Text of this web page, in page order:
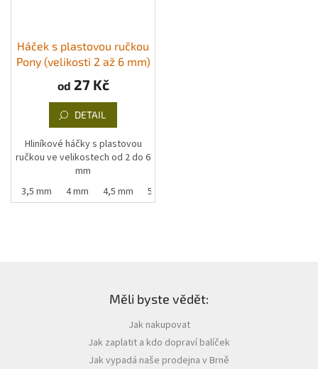
Háček s plastovou ručkou
Pony (velikosti 2 až 6 mm)
od 27 Kč
DETAIL
Hliníkové háčky s plastovou
ručkou ve velikostech od 2 do 6
mm
3,5 mm 4 mm 4,5 mm 5 mm
Měli byste vědět:
Jak nakupovat
Jak zaplatit a kdo dopraví balíček
Jak vypadá naše prodejna v Brně